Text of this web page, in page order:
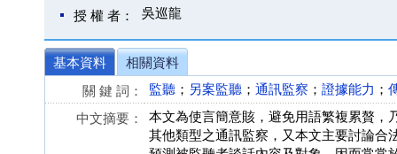
授 權 者： 吳巡龍
基本資料
相關資料
關 鍵 詞：
監聽 ； 另案監聽 ； 通訊監察 ； 證據能力 ；
中文摘要：
本文為使言簡意賅，避免用語繁複累贅，
其他類型之通訊監察，又本文主要討論合